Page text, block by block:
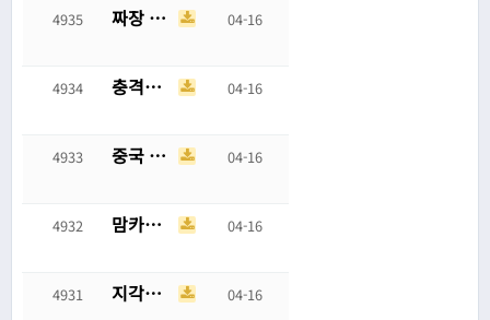
4935 짜장 짬뽕 탕수육 세트 시키고 어이가 없어진 사람 04-16
4934 충격적인 요즘 학폭 사례 04-16
4933 중국 "이란은 빨리 호르무즈 봉쇄 풀고 정상화해라" 04-16
4932 맘카페에 올라왔던 친자검사글 04-16
4931 지각할 것 같은데 느긋한 신입 04-16